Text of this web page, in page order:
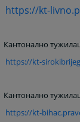
https://kt-
Кантонално
https://kt-
Кантонално
https://kt-